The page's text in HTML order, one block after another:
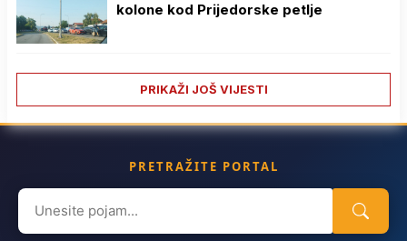
kolone kod Prijedorske petlje
PRIKAŽI JOŠ VIJESTI
PRETRAŽITE PORTAL
Search
for: